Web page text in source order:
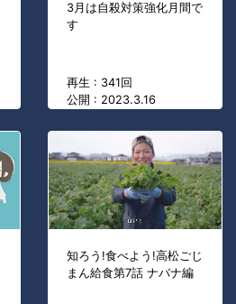
3月は自殺対策強化月間で
す
再生 : 341回
公開 : 2023.3.16
知ろう!食べよう!高松ごじ
まん給食第7話 ナバナ編